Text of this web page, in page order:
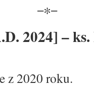
−∗−
2024] – ks.
z 2020 roku.